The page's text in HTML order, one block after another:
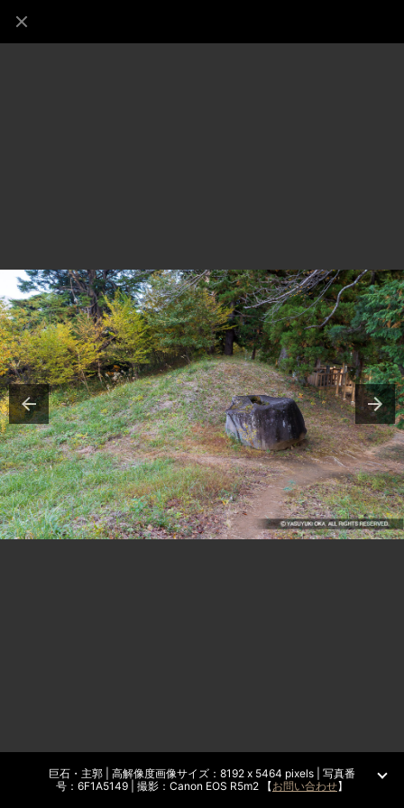
巨石・主郭 | 高解像度画像サイズ：8192 x 5464 pixels | 写真番
号：6F1A5149 | 撮影：Canon EOS R5m2 【お問い合わせ】